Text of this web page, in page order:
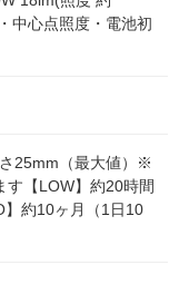
心点照度・電池初
25mm（最大値）※
す【LOW】約20時間
】約10ヶ月（1日10